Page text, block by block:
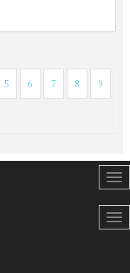
5 6 7 8 9